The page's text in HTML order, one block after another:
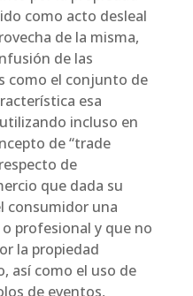
como acto desleal
de la misma,
de las
como el conjunto de
esa
incluso en
de “trade
de
que dada su
consumidor una
profesional y que no
la propiedad
así como el uso de
de eventos,